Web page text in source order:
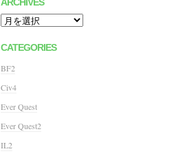
Archives
CATEGORIES
BF2
Civ4
Ever Quest
Ever Quest2
IL2